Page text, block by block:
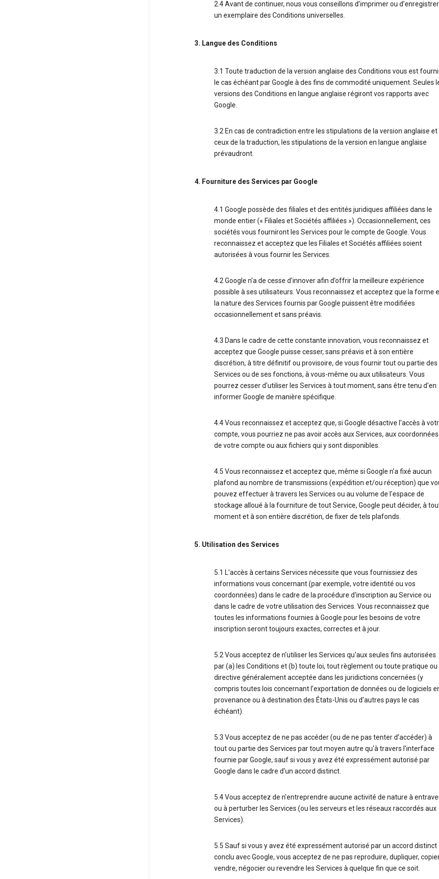
2.4 Avant de continuer, nous vous conseillons d’imprimer ou d’enregistrer
un exemplaire des Conditions universelles.
3. Langue des Conditions
3.1 Toute traduction de la version anglaise des Conditions vous est
le cas échéant par Google à des fins de commodité uniquement. Seules
versions des Conditions en langue anglaise régiront vos rapports avec
Google.
3.2 En cas de contradiction entre les stipulations de la version anglaise et
ceux de la traduction, les stipulations de la version en langue anglaise
prévaudront.
4. Fourniture des Services par Google
4.1 Google possède des filiales et des entités juridiques affiliées dans le
monde entier (« Filiales et Sociétés affiliées »). Occasionnellement, ces
sociétés vous fourniront les Services pour le compte de Google. Vous
reconnaissez et acceptez que les Filiales et Sociétés affiliées soient
autorisées à vous fournir les Services.
4.2 Google n'a de cesse d'innover afin d’offrir la meilleure expérience
possible à ses utilisateurs. Vous reconnaissez et acceptez que la forme
la nature des Services fournis par Google puissent être modifiées
occasionnellement et sans préavis.
4.3 Dans le cadre de cette constante innovation, vous reconnaissez et
acceptez que Google puisse cesser, sans préavis et à son entière
discrétion, à titre définitif ou provisoire, de vous fournir tout ou partie des
Services ou de ses fonctions, à vous-même ou aux utilisateurs. Vous
pourrez cesser d'utiliser les Services à tout moment, sans être tenu d'en
informer Google de manière spécifique.
4.4 Vous reconnaissez et acceptez que, si Google désactive l'accès à
compte, vous pourriez ne pas avoir accès aux Services, aux coordonnées
de votre compte ou aux fichiers qui y sont disponibles.
4.5 Vous reconnaissez et acceptez que, même si Google n'a fixé aucun
plafond au nombre de transmissions (expédition et/ou réception) que
pouvez effectuer à travers les Services ou au volume de l'espace de
stockage alloué à la fourniture de tout Service, Google peut décider, à
moment et à son entière discrétion, de fixer de tels plafonds.
5. Utilisation des Services
5.1 L'accès à certains Services nécessite que vous fournissiez des
informations vous concernant (par exemple, votre identité ou vos
coordonnées) dans le cadre de la procédure d'inscription au Service ou
dans le cadre de votre utilisation des Services. Vous reconnaissez que
toutes les informations fournies à Google pour les besoins de votre
inscription seront toujours exactes, correctes et à jour.
5.2 Vous acceptez de n'utiliser les Services qu'aux seules fins autorisées
par (a) les Conditions et (b) toute loi, tout règlement ou toute pratique ou
directive généralement acceptée dans les juridictions concernées (y
compris toutes lois concernant l’exportation de données ou de logiciels
provenance ou à destination des États-Unis ou d'autres pays le cas
échéant).
5.3 Vous acceptez de ne pas accéder (ou de ne pas tenter d’accéder) à
tout ou partie des Services par tout moyen autre qu'à travers l'interface
fournie par Google, sauf si vous y avez été expressément autorisé par
Google dans le cadre d’un accord distinct.
5.4 Vous acceptez de n'entreprendre aucune activité de nature à
ou à perturber les Services (ou les serveurs et les réseaux raccordés aux
Services).
5.5 Sauf si vous y avez été expressément autorisé par un accord distinct
conclu avec Google, vous acceptez de ne pas reproduire, dupliquer,
vendre, négocier ou revendre les Services à quelque fin que ce soit.